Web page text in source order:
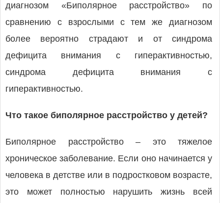
диагнозом «Биполярное расстройство» по
сравнению с взрослыми с тем же диагнозом
более вероятно страдают и от синдрома
дефицита внимания с гиперактивностью,
синдрома дефицита внимания с
гиперактивностью.
Что такое биполярное расстройство у детей?
Биполярное расстройство – это тяжелое
хроническое заболевание. Если оно начинается у
человека в детстве или в подростковом возрасте,
это может полностью нарушить жизнь всей